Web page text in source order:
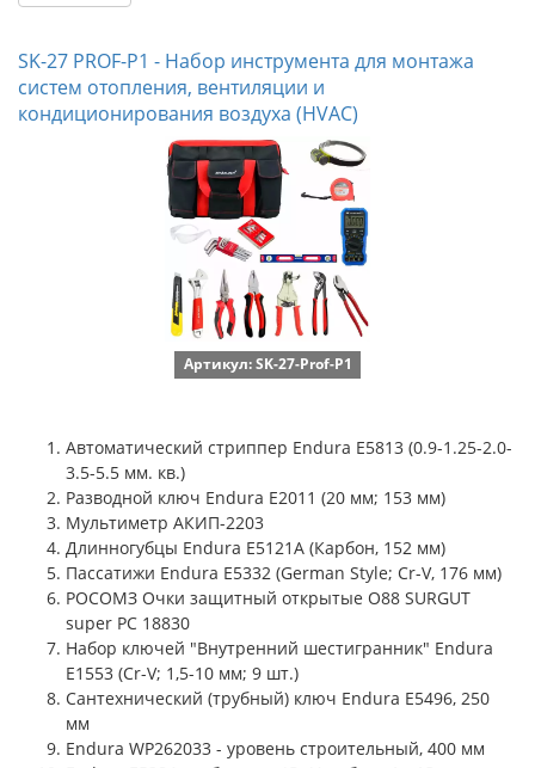
SK-27 PROF-P1 - Набор инструмента для монтажа
систем отопления, вентиляции и
кондиционирования воздуха (HVAC)
Артикул: SK-27-Prof-P1
Автоматический стриппер Endura E5813 (0.9-1.25-2.0-
3.5-5.5 мм. кв.)
Разводной ключ Endura E2011 (20 мм; 153 мм)
Мультиметр АКИП-2203
Длинногубцы Endura E5121A (Карбон, 152 мм)
Пассатижи Endura E5332 (German Style; Cr-V, 176 мм)
РОСОМЗ Очки защитный открытые O88 SURGUT
super PC 18830
Набор ключей "Внутренний шестигранник" Endura
E1553 (Cr-V; 1,5-10 мм; 9 шт.)
Сантехнический (трубный) ключ Endura E5496, 250
мм
Endura WP262033 - уровень строительный, 400 мм